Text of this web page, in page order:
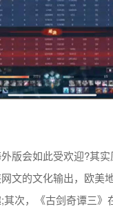
会如此受欢迎?其实
文的文化输出，欧美
次，《古剑奇谭三》